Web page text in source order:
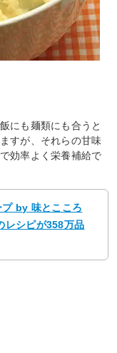
にも麺類にも合うと
すが、それらの甘味
効率よく栄養補給で
プ by 味とこころ
レシピが358万品